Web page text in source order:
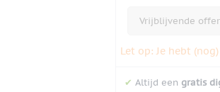
Vrijblijvende
Let op: Je hebt
✔ Altijd een gratis